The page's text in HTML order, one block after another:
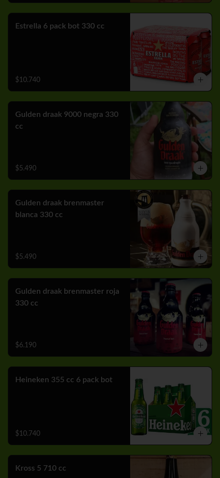
Estrella 6 pack bot 330 cc
$10.740
Gulden draak 9000 negra 330
cc
$5.490
Gulden draak brenmaster
blanca 330 cc
$5.490
Gulden draak brenmaster roja
330 cc
$6.190
Heineken 355 cc 6 pack bot
$10.740
Kross 5 710 cc